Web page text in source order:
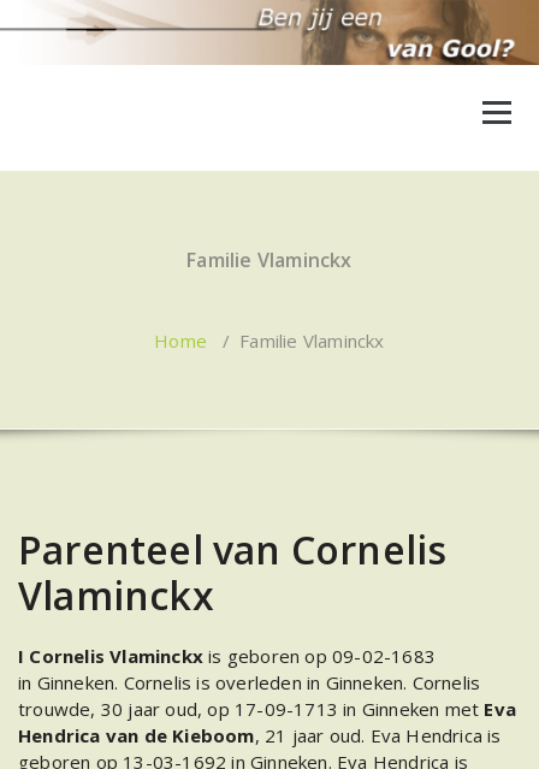
naar
Familie Vlaminckx
Home / Familie Vlaminckx
Parenteel van Cornelis
Vlaminckx
I Cornelis Vlaminckx is geboren op 09-02-1683
in Ginneken. Cornelis is overleden in Ginneken. Cornelis
trouwde, 30 jaar oud, op 17-09-1713 in Ginneken met Eva
Hendrica van de Kieboom, 21 jaar oud. Eva Hendrica is
geboren op 13-03-1692 in Ginneken. Eva Hendrica is